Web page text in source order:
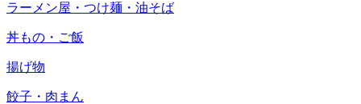
ラーメン屋・つけ麺・油そば
丼もの・ご飯
揚げ物
餃子・肉まん